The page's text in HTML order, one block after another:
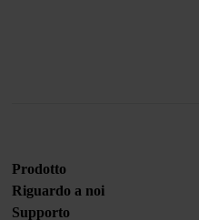
Prodotto
Riguardo a noi
Supporto